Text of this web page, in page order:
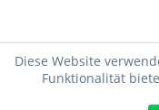
Diese Website
Funktionalität